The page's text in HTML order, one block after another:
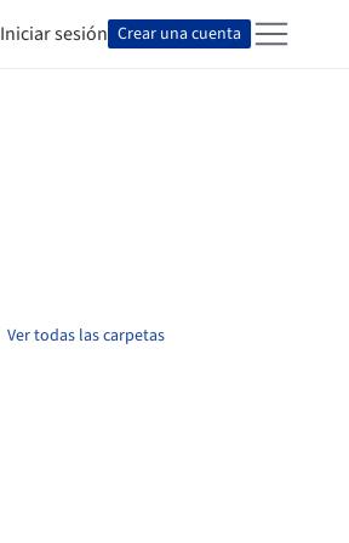
Iniciar sesión Crear una cuenta
Ver todas las carpetas